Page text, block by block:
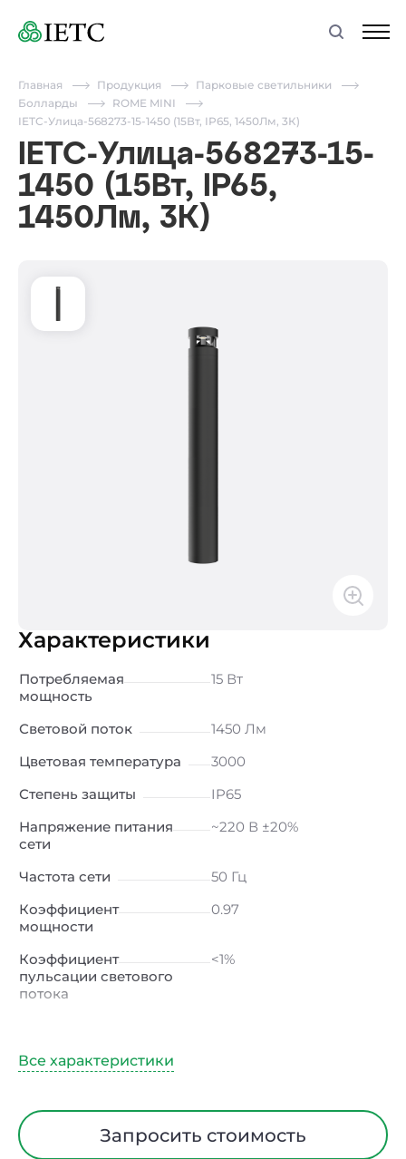
Главная Продукция
Парковые светильники
Болларды
ROME MINI
IETC-Улица-568273-15-1450 (15Вт, IP65, 1450Лм, 3К)
IETC-Улица-568273-15-
1450 (15Вт, IP65,
1450Лм, 3К)
Характеристики
Потребляемая
мощность
15 Вт
Световой поток
1450 Лм
Цветовая температура
3000
Степень защиты
IP65
Напряжение питания
сети
~220 В ±20%
Частота сети
50 Гц
Коэффициент
мощности
0.97
Коэффициент
пульсации светового
потока
<1%
Климатическое
Диапазон рабочих
температурЗапросить стоимость